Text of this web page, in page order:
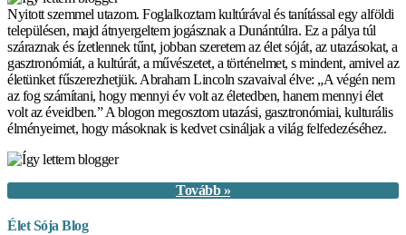
Nyitott szemmel utazom. Foglalkoztam kultúrával és tanítással egy alföldi
településen, majd átnyergeltem jogásznak a Dunántúlra. Ez a pálya túl
száraznak és ízetlennek tűnt, jobban szeretem az élet sóját, az utazásokat, a
gasztronómiát, a kultúrát, a művészetet, a történelmet, s mindent, amivel az
életünket fűszerezhetjük. Abraham Lincoln szavaival élve: „A végén nem
az fog számítani, hogy mennyi év volt az életedben, hanem mennyi élet
volt az éveidben.” A blogon megosztom utazási, gasztronómiai, kulturális
élményeimet, hogy másoknak is kedvet csináljak a világ felfedezéséhez.
Tovább »
Élet Sója Blog